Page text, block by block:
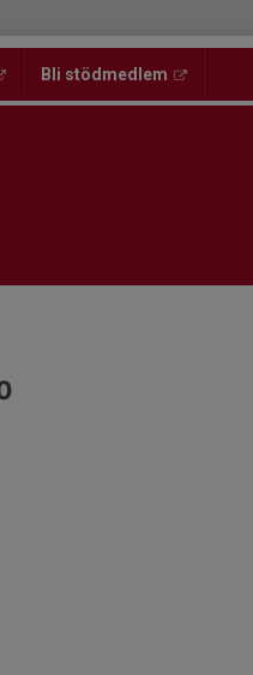
Bli stödmedlem